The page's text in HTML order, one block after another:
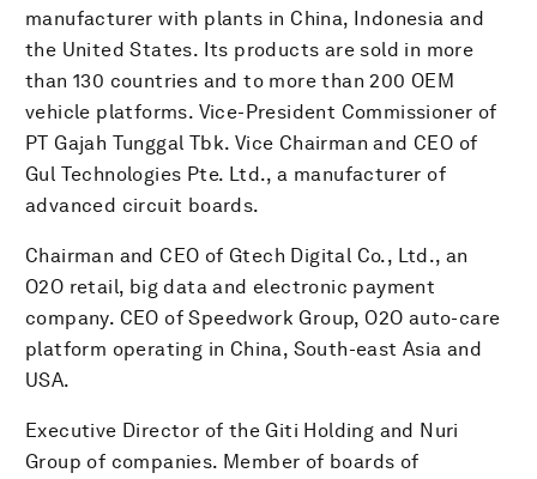
manufacturer with plants in China, Indonesia and
the United States. Its products are sold in more
than 130 countries and to more than 200 OEM
vehicle platforms. Vice-President Commissioner of
PT Gajah Tunggal Tbk. Vice Chairman and CEO of
Gul Technologies Pte. Ltd., a manufacturer of
advanced circuit boards.
Chairman and CEO of Gtech Digital Co., Ltd., an
O2O retail, big data and electronic payment
company. CEO of Speedwork Group, O2O auto-care
platform operating in China, South-east Asia and
USA.
Executive Director of the Giti Holding and Nuri
Group of companies. Member of boards of